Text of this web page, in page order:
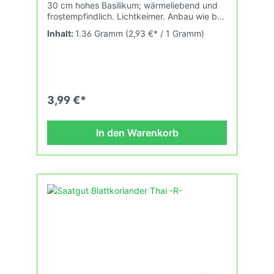
30 cm hohes Basilikum; wärmeliebend und
frostempfindlich. Lichtkeimer. Anbau wie bei
Kr 11. Reicht für 500 Pflanzen.
Inhalt: 1.36 Gramm (2,93 €* / 1 Gramm)
3,99 €*
In den Warenkorb